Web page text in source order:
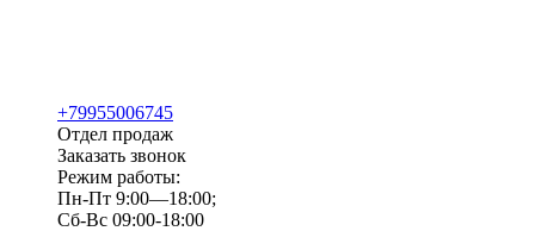
+79955006745
Отдел продаж
Заказать звонок
Режим работы:
Пн-Пт 9:00—18:00;
Сб-Вс 09:00-18:00